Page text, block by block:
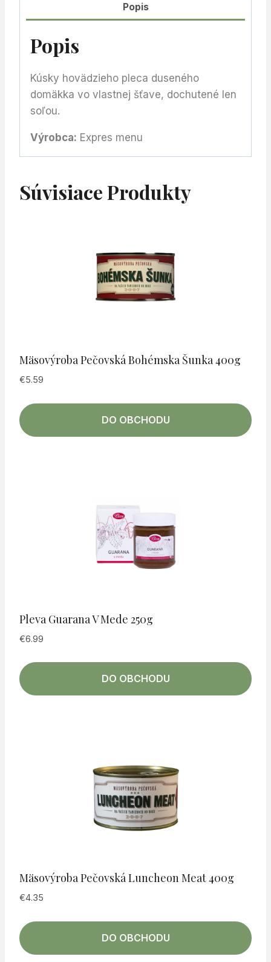
Popis
Popis
Kúsky hovädzieho pleca duseného
domäkka vo vlastnej šťave, dochutené len
soľou.
Výrobca: Expres menu
Súvisiace Produkty
Mäsovýroba Pečovská Bohémska Šunka 400g
€5.59
DO OBCHODU
Pleva Guarana V Mede 250g
€6.99
DO OBCHODU
Mäsovýroba Pečovská Luncheon Meat 400g
€4.35
DO OBCHODU